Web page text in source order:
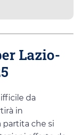
Lazio-
da
in
partita che si